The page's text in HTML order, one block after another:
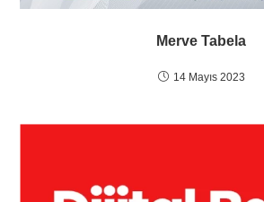
Merve Tabela
14 Mayıs 2023